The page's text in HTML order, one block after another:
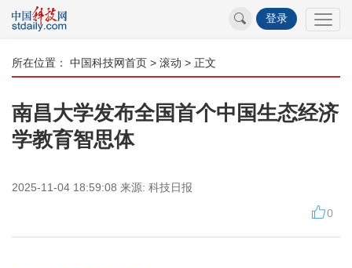
登录
所在位置： 中国科技网首页 > 滚动 > 正文
南昌大学发布全国首个中国生态经济
学教育智思体
2025-11-04 18:59:08 来源: 科技日报
0